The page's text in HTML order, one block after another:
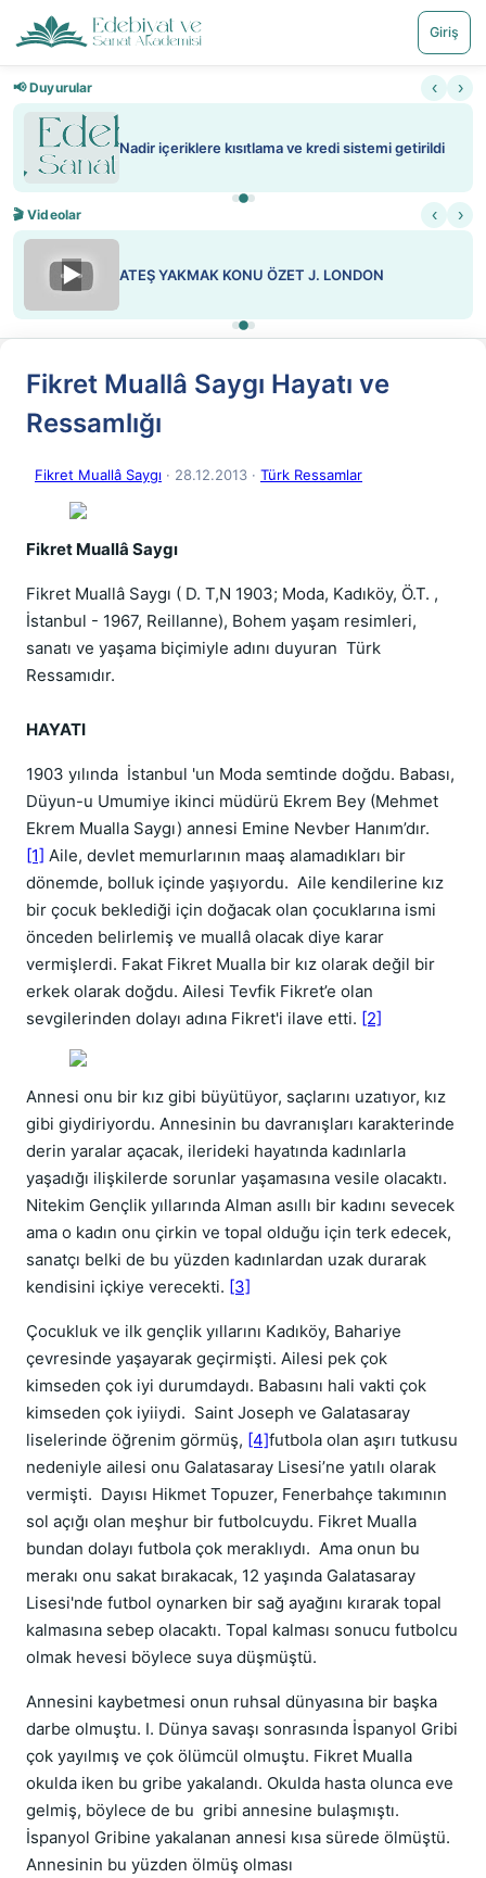
Giriş
📢 Duyurular ‹ ›
Nadir içeriklere kısıtlama ve kredi sistemi getirildi
🎬 Videolar ‹ ›
▶ ATEŞ YAKMAK KONU ÖZET J. LONDON
Fikret Muallâ Saygı Hayatı ve
Ressamlığı
Fikret Muallâ Saygı · 28.12.2013 · Türk Ressamlar
Fikret Muallâ Saygı
Fikret Muallâ Saygı ( D. T,N 1903; Moda, Kadıköy, Ö.T. ,
İstanbul - 1967, Reillanne), Bohem yaşam resimleri,
sanatı ve yaşama biçimiyle adını duyuran Türk
Ressamıdır.
HAYATI
1903 yılında İstanbul 'un Moda semtinde doğdu. Babası,
Düyun-u Umumiye ikinci müdürü Ekrem Bey (Mehmet
Ekrem Mualla Saygı) annesi Emine Nevber Hanım’dır.
[1] Aile, devlet memurlarının maaş alamadıkları bir
dönemde, bolluk içinde yaşıyordu. Aile kendilerine kız
bir çocuk beklediği için doğacak olan çocuklarına ismi
önceden belirlemiş ve muallâ olacak diye karar
vermişlerdi. Fakat Fikret Mualla bir kız olarak değil bir
erkek olarak doğdu. Ailesi Tevfik Fikret’e olan
sevgilerinden dolayı adına Fikret'i ilave etti. [2]
Annesi onu bir kız gibi büyütüyor, saçlarını uzatıyor, kız
gibi giydiriyordu. Annesinin bu davranışları karakterinde
derin yaralar açacak, ilerideki hayatında kadınlarla
yaşadığı ilişkilerde sorunlar yaşamasına vesile olacaktı.
Nitekim Gençlik yıllarında Alman asıllı bir kadını sevecek
ama o kadın onu çirkin ve topal olduğu için terk edecek,
sanatçı belki de bu yüzden kadınlardan uzak durarak
kendisini içkiye verecekti. [3]
Çocukluk ve ilk gençlik yıllarını Kadıköy, Bahariye
çevresinde yaşayarak geçirmişti. Ailesi pek çok
kimseden çok iyi durumdaydı. Babasını hali vakti çok
kimseden çok iyiiydi. Saint Joseph ve Galatasaray
liselerinde öğrenim görmüş, [4]futbola olan aşırı tutkusu
nedeniyle ailesi onu Galatasaray Lisesi’ne yatılı olarak
vermişti. Dayısı Hikmet Topuzer, Fenerbahçe takımının
sol açığı olan meşhur bir futbolcuydu. Fikret Mualla
bundan dolayı futbola çok meraklıydı. Ama onun bu
merakı onu sakat bırakacak, 12 yaşında Galatasaray
Lisesi'nde futbol oynarken bir sağ ayağını kırarak topal
kalmasına sebep olacaktı. Topal kalması sonucu futbolcu
olmak hevesi böylece suya düşmüştü.
Annesini kaybetmesi onun ruhsal dünyasına bir başka
darbe olmuştu. I. Dünya savaşı sonrasında İspanyol Gribi
çok yayılmış ve çok ölümcül olmuştu. Fikret Mualla
okulda iken bu gribe yakalandı. Okulda hasta olunca eve
gelmiş, böylece de bu gribi annesine bulaşmıştı.
İspanyol Gribine yakalanan annesi kısa sürede ölmüştü.
Annesinin bu yüzden ölmüş olması